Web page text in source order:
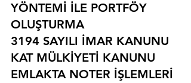
YÖNTEMİ İLE PORTFÖY
OLUŞTURMA
3194 SAYILI İMAR KANUNU
KAT MÜLKİYETİ KANUNU
EMLAKTA NOTER İŞLEMLERİ